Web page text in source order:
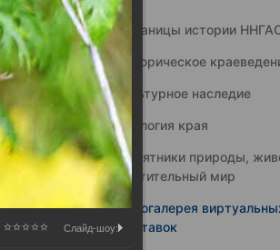
Страницы истории
Историческое
Культурное наследие
Экология края
Памятники природы,
растительный мир
Фотогалерея
выставок
Слайд-шоу: